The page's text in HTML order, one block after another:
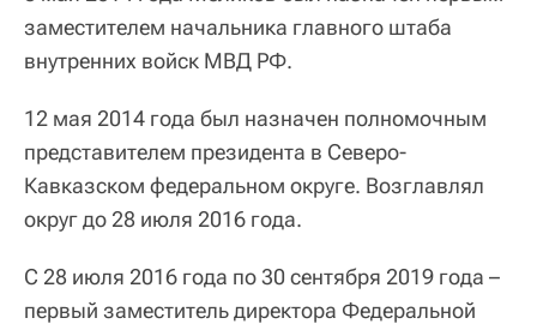
заместителем начальника главного штаба
внутренних войск МВД РФ.
12 мая 2014 года был назначен полномочным
представителем президента в Северо-
Кавказском федеральном округе. Возглавлял
округ до 28 июля 2016 года.
С 28 июля 2016 года по 30 сентября 2019 года –
первый заместитель директора Федеральной